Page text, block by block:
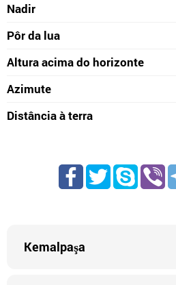
Nadir
Pôr da lua
Altura acima do horizonte
Azimute
Distância à terra
Kemalpaşa